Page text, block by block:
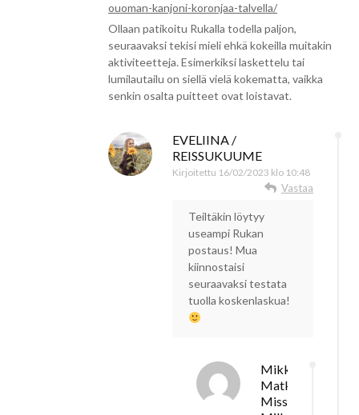
ouoman-kanjoni-koronjaa-talvella/
Ollaan patikoitu Rukalla todella paljon,
seuraavaksi tekisi mieli ehkä kokeilla muitakin
aktiviteetteja. Esimerkiksi laskettelu tai
lumilautailu on siellä vielä kokematta, vaikka
senkin osalta puitteet ovat loistavat.
EVELIINA /
REISSUKUUME
Kirjoitettu 16/02/2023 klo 10:48
Vastaa
Teiltäkin löytyy
useampi Rukan
postaus! Mua
kiinnostaisi
seuraavaksi testata
tuolla koskenlaskua!
Mikko /
Matkalla
Missä